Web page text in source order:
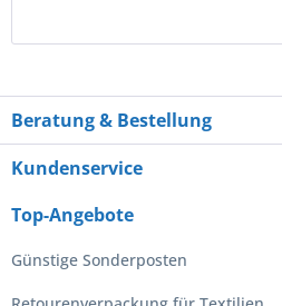
Beratung & Bestellung
Kundenservice
Top-Angebote
Günstige Sonderposten